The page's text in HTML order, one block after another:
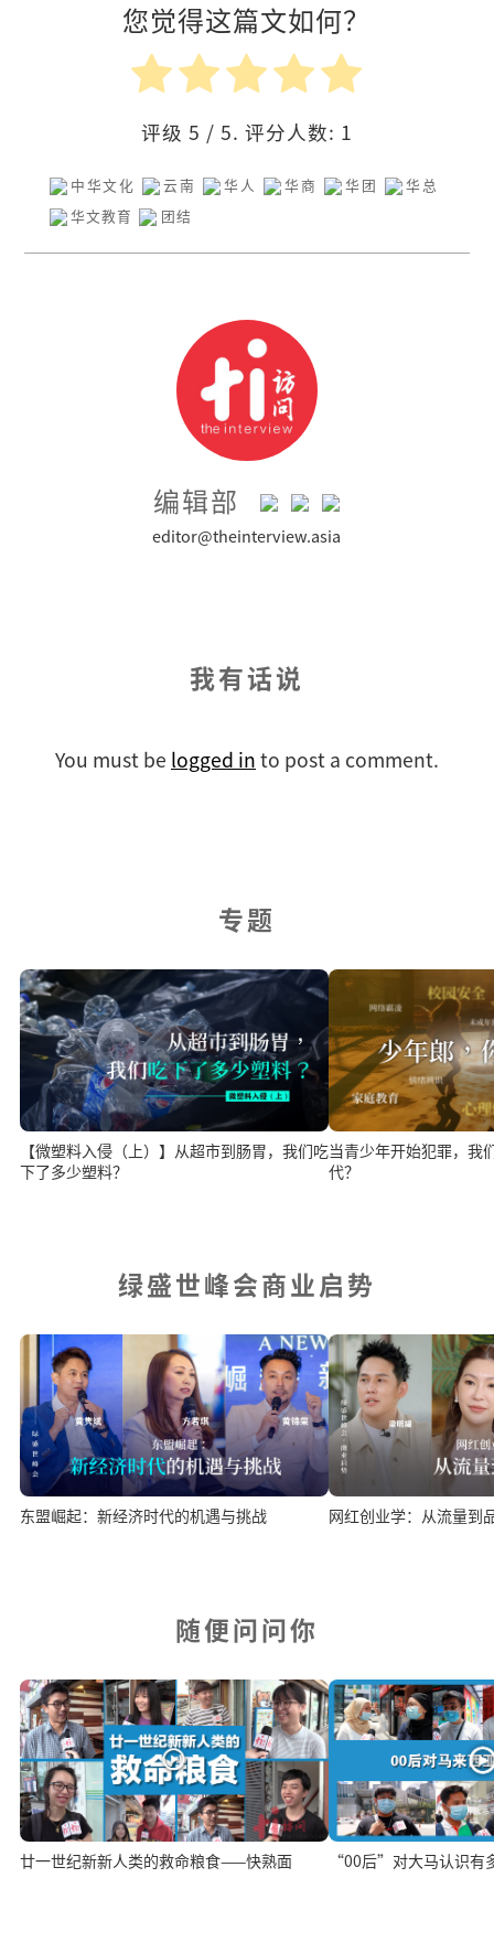
您觉得这篇文如何？
评级 5 / 5. 评分人数: 1
中华文化 云南 华人 华商 华团
华总
华文教育
团结
编辑部
editor@theinterview.asia
我有话说
You must be logged in to post a comment.
专题
【微塑料入侵（上）】从超市到肠胃，我们吃
下了多少塑料？
当青少年开始犯罪，我
代？
绿盛世峰会商业启势
东盟崛起：新经济时代的机遇与挑战 网红创业学：从流量到
随便问问你
廿一世纪新新人类的救命粮食——快熟面 “00后”对大马认识有